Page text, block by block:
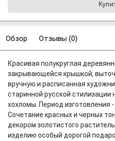
Обзор Отзывы (0)
Красивая полукруглая
закрывающейся крышкой,
вручную и расписанная
старинной русской стилизации
хохломы. Период изготовления -
Сочетание красных и черных
декором золотистого
изделию особый дорогой